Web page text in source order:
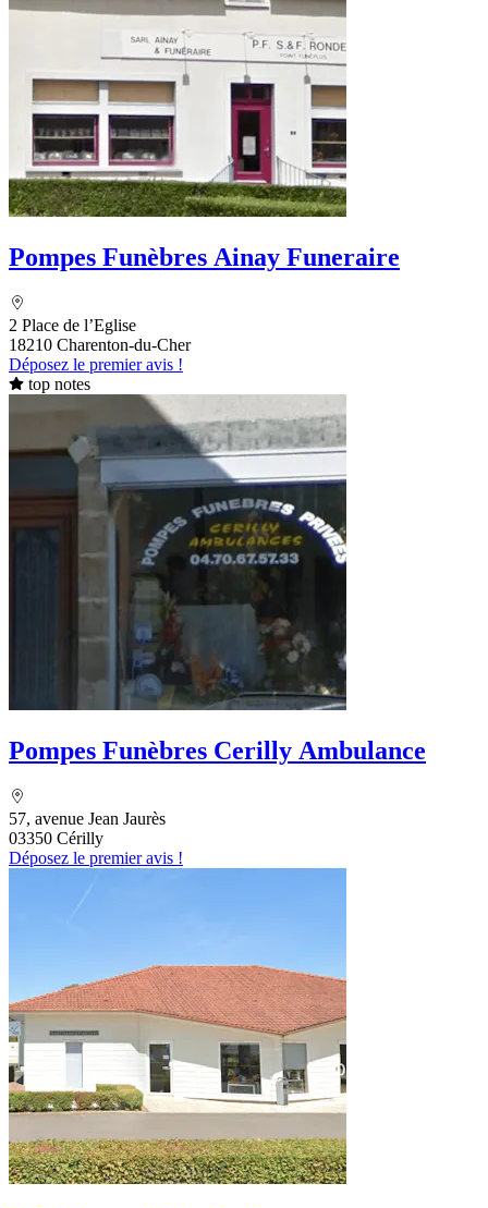
Pompes Funèbres Ainay Funeraire
2 Place de l’Eglise
18210 Charenton-du-Cher
Déposez le premier avis !
top notes
Pompes Funèbres Cerilly Ambulance
57, avenue Jean Jaurès
03350 Cérilly
Déposez le premier avis !